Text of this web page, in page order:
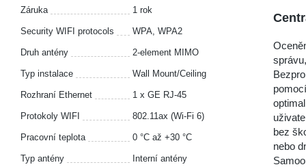
Záruka 1 rok
Security WIFI protocols WPA, WPA2
Druh antény 2-element MIMO
Typ instalace Wall Mount/Ceiling
Rozhraní Ethernet 1 x GE RJ-45
Protokoly WIFI 802.11ax (Wi-Fi 6)
Pracovní teplota 0 °С až +30 °С
Typ antény Interní antény
bez
nebo